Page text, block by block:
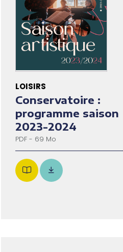
LOISIRS
Conservatoire :
programme saison
2023-2024
PDF - 69 Mo